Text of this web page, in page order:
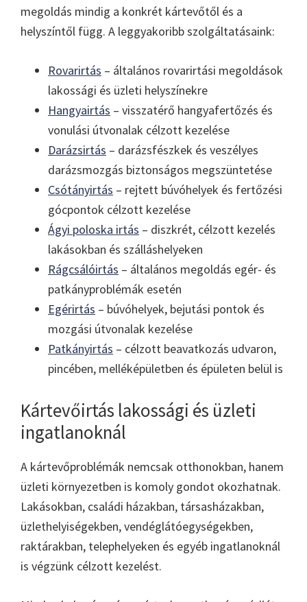
megoldás mindig a konkrét kártevőtől és a
helyszíntől függ. A leggyakoribb szolgáltatásaink:
Rovarirtás – általános rovarirtási megoldások
lakossági és üzleti helyszínekre
Hangyairtás – visszatérő hangyafertőzés és
vonulási útvonalak célzott kezelése
Darázsirtás – darázsfészkek és veszélyes
darázsmozgás biztonságos megszüntetése
Csótányirtás – rejtett búvóhelyek és fertőzési
gócpontok célzott kezelése
Ágyi poloska irtás – diszkrét, célzott kezelés
lakásokban és szálláshelyeken
Rágcsálóirtás – általános megoldás egér- és
patkányproblémák esetén
Egérirtás – búvóhelyek, bejutási pontok és
mozgási útvonalak kezelése
Patkányirtás – célzott beavatkozás udvaron,
pincében, melléképületben és épületen belül is
Kártevőirtás lakossági és üzleti
ingatlanoknál
A kártevőproblémák nemcsak otthonokban, hanem
üzleti környezetben is komoly gondot okozhatnak.
Lakásokban, családi házakban, társasházakban,
üzlethelyiségekben, vendéglátóegységekben,
raktárakban, telephelyeken és egyéb ingatlanoknál
is végzünk célzott kezelést.